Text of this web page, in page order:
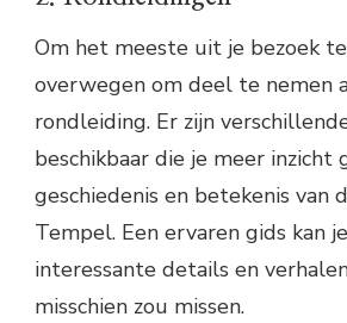
Om het meeste uit je bezoek
overwegen om deel te nemen
rondleiding. Er zijn
beschikbaar die je meer inzicht
geschiedenis en betekenis van
Tempel. Een ervaren gids kan
interessante details en
misschien zou missen.